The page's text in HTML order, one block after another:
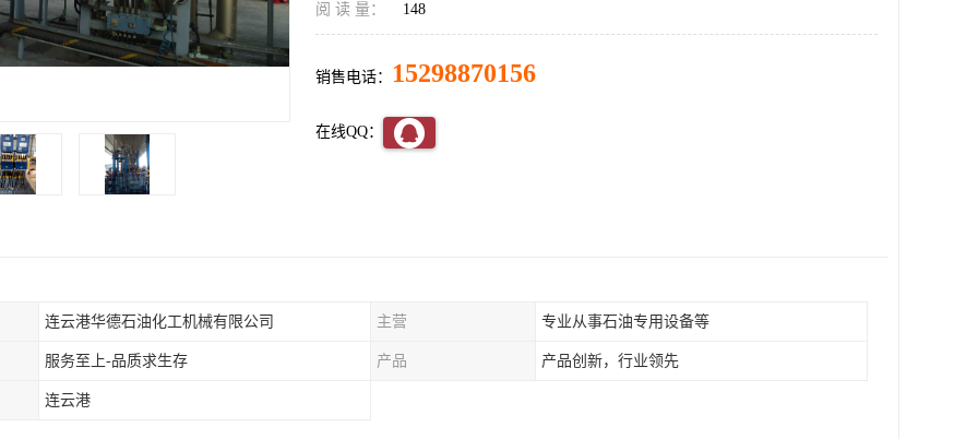
阅 读 量： 148
销售电话： 15298870156
在线QQ：
连云港华德石油化工机械有限公司 主营 专业从事石油专用设备等
服务至上-品质求生存 产品 产品创新，行业领先
连云港